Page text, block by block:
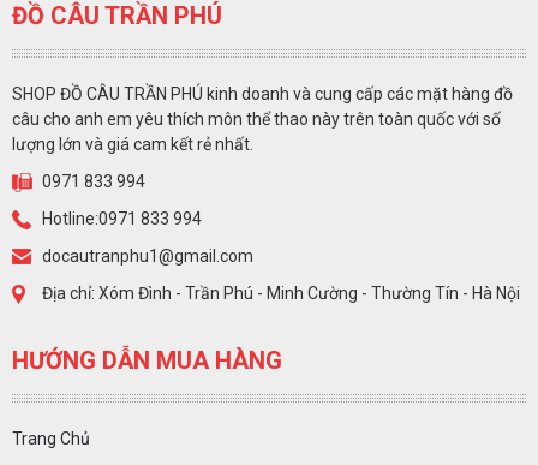
ĐỒ CÂU TRẦN PHÚ
SHOP ĐỒ CÂU TRẦN PHÚ kinh doanh và cung cấp các mặt hàng đồ
câu cho anh em yêu thích môn thể thao này trên toàn quốc với số
lượng lớn và giá cam kết rẻ nhất.
0971 833 994
Hotline:0971 833 994
docautranphu1@gmail.com
Địa chỉ: Xóm Đình - Trần Phú - Minh Cường - Thường Tín - Hà Nội
HƯỚNG DẪN MUA HÀNG
Trang Chủ